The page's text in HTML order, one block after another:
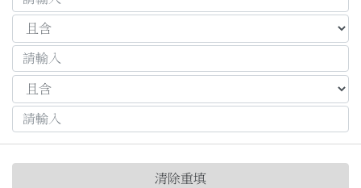
清除重填